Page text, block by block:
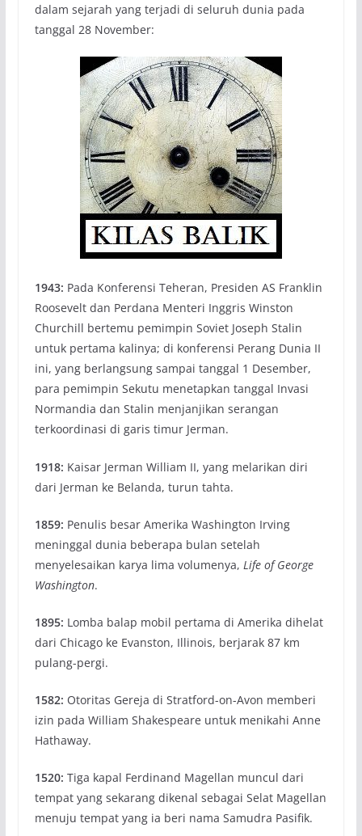
dalam sejarah yang terjadi di seluruh dunia pada
tanggal 28 November:
1943: Pada Konferensi Teheran, Presiden AS Franklin
Roosevelt dan Perdana Menteri Inggris Winston
Churchill bertemu pemimpin Soviet Joseph Stalin
untuk pertama kalinya; di konferensi Perang Dunia II
ini, yang berlangsung sampai tanggal 1 Desember,
para pemimpin Sekutu menetapkan tanggal Invasi
Normandia dan Stalin menjanjikan serangan
terkoordinasi di garis timur Jerman.
1918: Kaisar Jerman William II, yang melarikan diri
dari Jerman ke Belanda, turun tahta.
1859: Penulis besar Amerika Washington Irving
meninggal dunia beberapa bulan setelah
menyelesaikan karya lima volumenya, Life of George
Washington.
1895: Lomba balap mobil pertama di Amerika dihelat
dari Chicago ke Evanston, Illinois, berjarak 87 km
pulang-pergi.
1582: Otoritas Gereja di Stratford-on-Avon memberi
izin pada William Shakespeare untuk menikahi Anne
Hathaway.
1520: Tiga kapal Ferdinand Magellan muncul dari
tempat yang sekarang dikenal sebagai Selat Magellan
menuju tempat yang ia beri nama Samudra Pasifik.